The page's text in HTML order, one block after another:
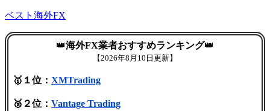
ベスト海外FX
👑海外FX業者おすすめランキング👑
【2026年8月10日更新】
🥇１位： XMTrading
🥈２位： Vantage Trading